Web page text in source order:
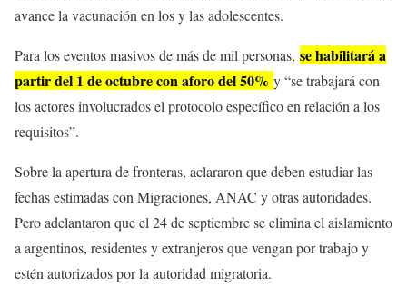
avance la vacunación en los y las adolescentes.
Para los eventos masivos de más de mil personas, se habilitará a
partir del 1 de octubre con aforo del 50% y “se trabajará con
los actores involucrados el protocolo específico en relación a los
requisitos”.
Sobre la apertura de fronteras, aclararon que deben estudiar las
fechas estimadas con Migraciones, ANAC y otras autoridades.
Pero adelantaron que el 24 de septiembre se elimina el aislamiento
a argentinos, residentes y extranjeros que vengan por trabajo y
estén autorizados por la autoridad migratoria.